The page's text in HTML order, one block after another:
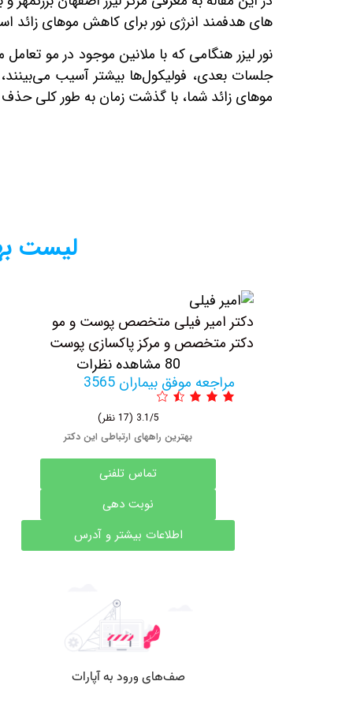
های هدفمند انرژی نور برای کاهش موهای
نور لیزر هنگامی که با ملانین موجود در مو
جلسات بعدی، فولیکول‌ها بیشتر آسیب
موهای زائد شما، با گذشت زمان به طور کلی
لیست
دکتر امیر فیلی متخصص پوست و مو
دکتر متخصص و مرکز پاکسازی پوست
80 مشاهده نظرات
مراجعه موفق بیماران 3565
3.1/5 (17 نظر)
بهترین راههای ارتباطی این دکتر
تماس تلفنی
نوبت دهی
اطلاعات بیشتر و آدرس